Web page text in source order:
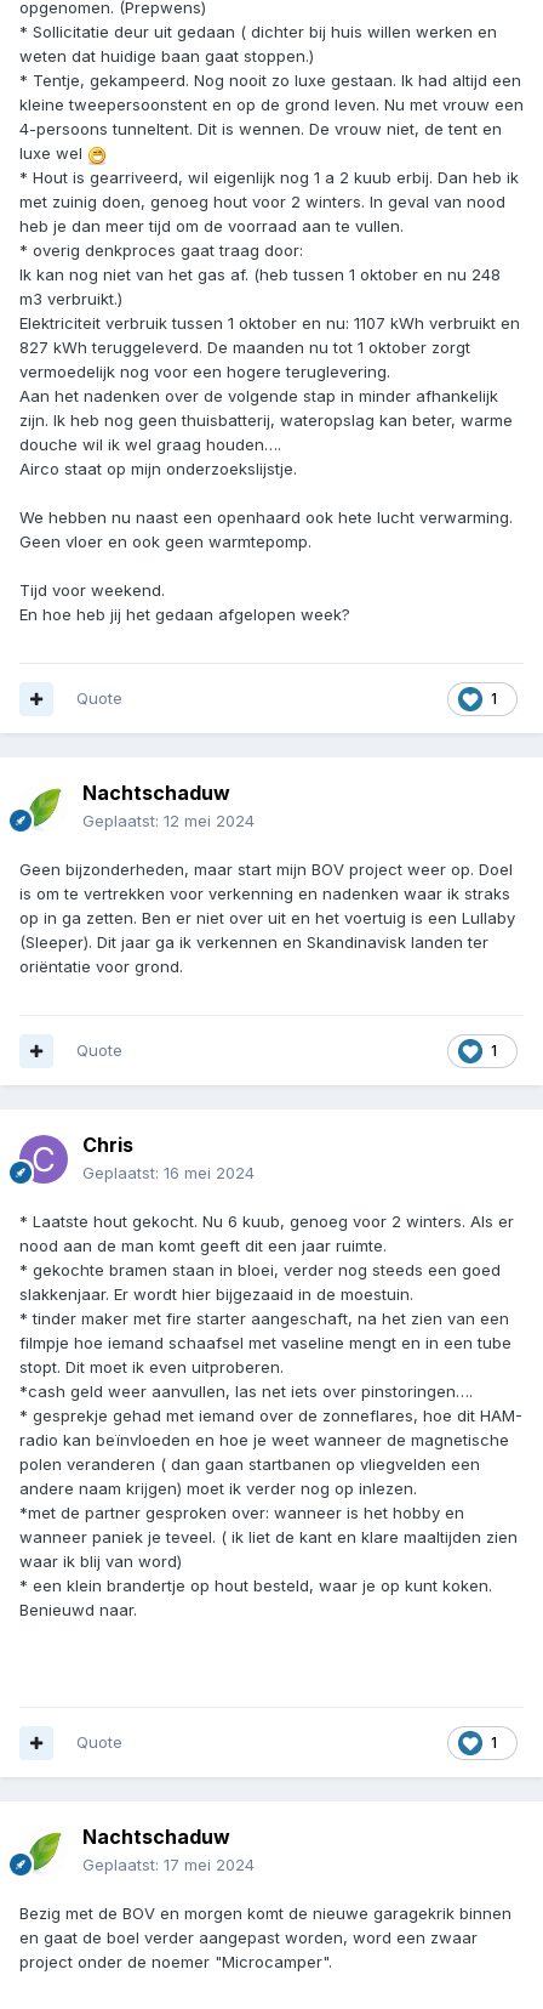
opgenomen. (Prepwens)
* Sollicitatie deur uit gedaan ( dichter bij huis willen werken en
weten dat huidige baan gaat stoppen.)
* Tentje, gekampeerd. Nog nooit zo luxe gestaan. Ik had altijd een
kleine tweepersoonstent en op de grond leven. Nu met vrouw een
4-persoons tunneltent. Dit is wennen. De vrouw niet, de tent en
luxe wel
* Hout is gearriveerd, wil eigenlijk nog 1 a 2 kuub erbij. Dan heb ik
met zuinig doen, genoeg hout voor 2 winters. In geval van nood
heb je dan meer tijd om de voorraad aan te vullen.
* overig denkproces gaat traag door:
Ik kan nog niet van het gas af. (heb tussen 1 oktober en nu 248
m3 verbruikt.)
Elektriciteit verbruik tussen 1 oktober en nu: 1107 kWh verbruikt en
827 kWh teruggeleverd. De maanden nu tot 1 oktober zorgt
vermoedelijk nog voor een hogere teruglevering.
Aan het nadenken over de volgende stap in minder afhankelijk
zijn. Ik heb nog geen thuisbatterij, wateropslag kan beter, warme
douche wil ik wel graag houden….
Airco staat op mijn onderzoekslijstje.
We hebben nu naast een openhaard ook hete lucht verwarming.
Geen vloer en ook geen warmtepomp.
Tijd voor weekend.
En hoe heb jij het gedaan afgelopen week?
1
Quote
Nachtschaduw
Geplaatst: 12 mei 2024
Geen bijzonderheden, maar start mijn BOV project weer op. Doel
is om te vertrekken voor verkenning en nadenken waar ik straks
op in ga zetten. Ben er niet over uit en het voertuig is een Lullaby
(Sleeper). Dit jaar ga ik verkennen en Skandinavisk landen ter
oriëntatie voor grond.
1
Quote
Chris
Geplaatst: 16 mei 2024
* Laatste hout gekocht. Nu 6 kuub, genoeg voor 2 winters. Als er
nood aan de man komt geeft dit een jaar ruimte.
* gekochte bramen staan in bloei, verder nog steeds een goed
slakkenjaar. Er wordt hier bijgezaaid in de moestuin.
* tinder maker met fire starter aangeschaft, na het zien van een
filmpje hoe iemand schaafsel met vaseline mengt en in een tube
stopt. Dit moet ik even uitproberen.
*cash geld weer aanvullen, las net iets over pinstoringen….
* gesprekje gehad met iemand over de zonneflares, hoe dit HAM-
radio kan beïnvloeden en hoe je weet wanneer de magnetische
polen veranderen ( dan gaan startbanen op vliegvelden een
andere naam krijgen) moet ik verder nog op inlezen.
*met de partner gesproken over: wanneer is het hobby en
wanneer paniek je teveel. ( ik liet de kant en klare maaltijden zien
waar ik blij van word)
* een klein brandertje op hout besteld, waar je op kunt koken.
Benieuwd naar.
1
Quote
Nachtschaduw
Geplaatst: 17 mei 2024
Bezig met de BOV en morgen komt de nieuwe garagekrik binnen
en gaat de boel verder aangepast worden, word een zwaar
project onder de noemer "Microcamper".